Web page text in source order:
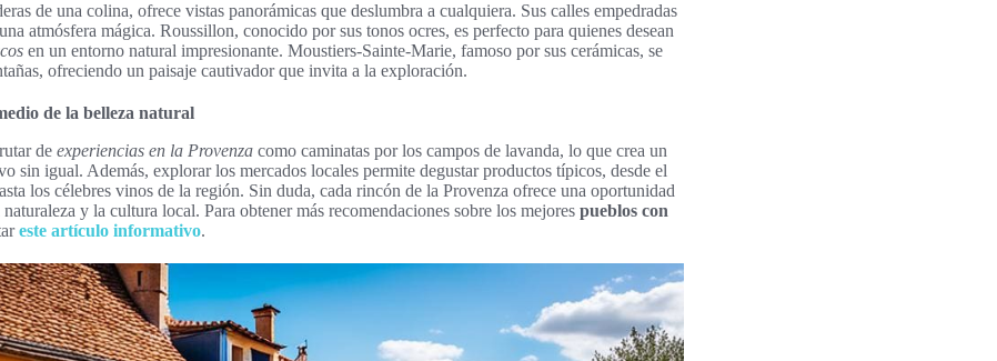
de una colina, ofrece vistas panorámicas que deslumbra a cualquiera. Sus calles empedradas
atmósfera mágica. Roussillon, conocido por sus tonos ocres, es perfecto para quienes desean
en un entorno natural impresionante. Moustiers-Sainte-Marie, famoso por sus cerámicas, se
ofreciendo un paisaje cautivador que invita a la exploración.
de la belleza natural
de experiencias en la Provenza como caminatas por los campos de lavanda, lo que crea un
sin igual. Además, explorar los mercados locales permite degustar productos típicos, desde el
los célebres vinos de la región. Sin duda, cada rincón de la Provenza ofrece una oportunidad
y la cultura local. Para obtener más recomendaciones sobre los mejores pueblos con
este artículo informativo.